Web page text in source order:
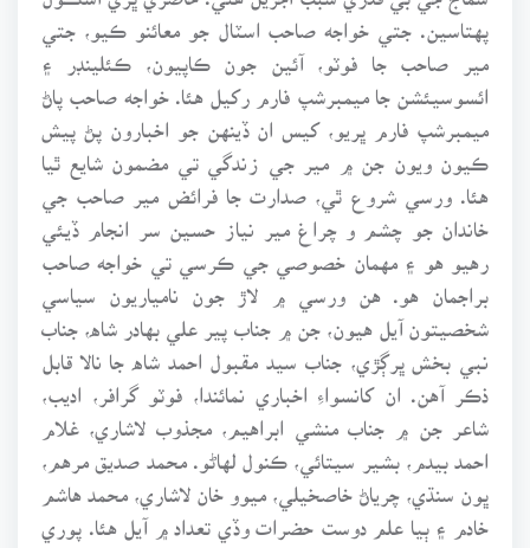
پهتاسين. جتي خواجه صاحب اسٽال جو معائنو ڪيو، جتي
مير صاحب جا فوٽو، آئين جون ڪاپيون، ڪئلينڊر ۽
ائسوسيئشن جا ميمبرشپ فارم رکيل هئا. خواجه صاحب پاڻ
ميمبرشپ فارم ڀريو، کيس ان ڏينهن جو اخبارون پڻ پيش
ڪيون ويون جن ۾ مير جي زندگي تي مضمون شايع ٿيا
هئا. ورسي شروع ٿي، صدارت جا فرائض مير صاحب جي
خاندان جو چشم و چراغ مير نياز حسين سر انجام ڏيئي
رهيو هو ۽ مهمان خصوصي جي ڪرسي تي خواجه صاحب
براجمان هو. هن ورسي ۾ لاڙ جون نامياريون سياسي
شخصيتون آيل هيون، جن ۾ جناب پير علي بهادر شاه، جناب
نبي بخش ڀرڳڙي، جناب سيد مقبول احمد شاه جا نالا قابل
ذڪر آهن. ان کانسواءِ اخباري نمائندا، فوٽو گرافر، اديب،
شاعر جن ۾ جناب منشي ابراهيم، مجذوب لاشاري، غلام
احمد بيدم، بشير سيتائي، ڪنول لهاڻو. محمد صديق مرهم،
ڀون سنڌي، چرياڻ خاصخيلي، ميوو خان لاشاري، محمد هاشم
خادم ۽ ٻيا علم دوست حضرات وڏي تعداد ۾ آيل هئا. پوري